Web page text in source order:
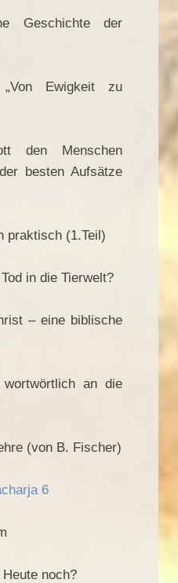
Geschichte der
Ewigkeit zu
den Menschen
besten Aufsätze
praktisch (1.Teil)
in die Tierwelt?
– eine biblische
an die
(von B. Fischer)
6
noch?